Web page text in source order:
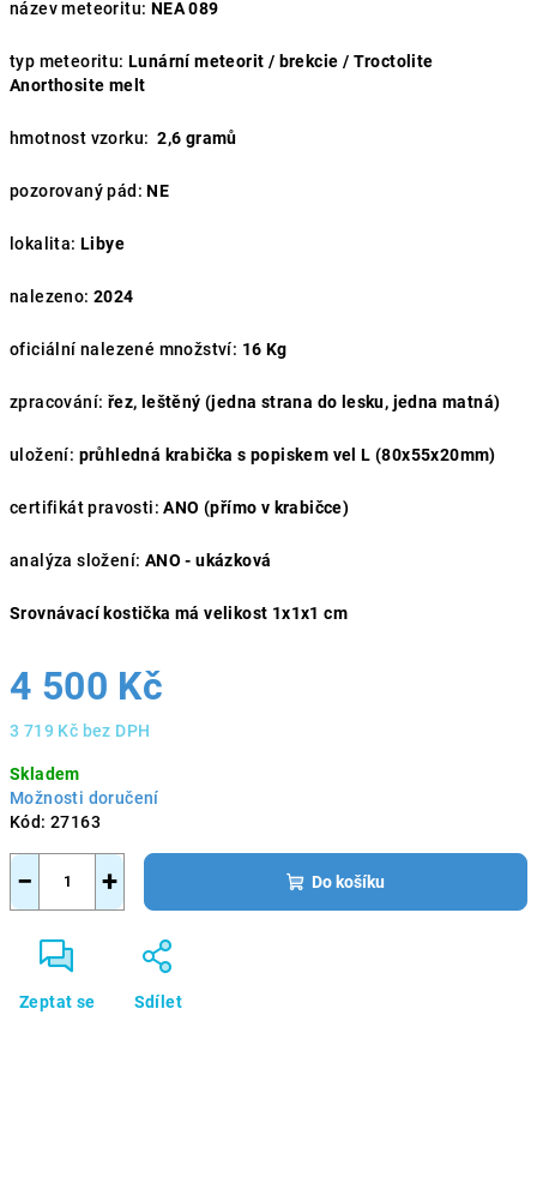
název meteoritu: NEA 089
typ meteoritu: Lunární meteorit / brekcie / Troctolite
Anorthosite melt
hmotnost vzorku: 2,6 gramů
pozorovaný pád:NE
lokalita: Libye
nalezeno: 2024
oficiální nalezené množství: 16 Kg
zpracování: řez, leštěný (jedna strana do lesku, jedna matná)
uložení: průhledná krabička s popiskem vel L (80x55x20mm)
certifikát pravosti: ANO (přímo v krabičce)
analýza složení: ANO - ukázková
Srovnávací kostička má velikost 1x1x1 cm
4 500 Kč
3 719 Kč bez DPH
cena:
Skladem
Možnosti doručení
Kód: 27163
+
− Do košíku
Zeptat se Sdílet